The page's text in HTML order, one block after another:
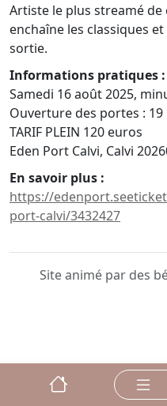
Artiste le plus streamé de
enchaîne les classiques
sortie.
Informations pratiques :
Samedi 16 août 2025,
Ouverture des portes : 19
TARIF PLEIN 120 euros
Eden Port Calvi, Calvi
En savoir plus :
https://
port-calvi/3432427
Site animé par des